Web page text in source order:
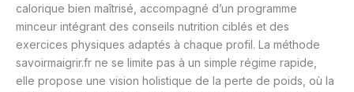
calorique bien maîtrisé, accompagné d’un programme
minceur intégrant des conseils nutrition ciblés et des
exercices physiques adaptés à chaque profil. La méthode
savoirmaigrir.fr ne se limite pas à un simple régime rapide,
elle propose une vision holistique de la perte de poids, où la